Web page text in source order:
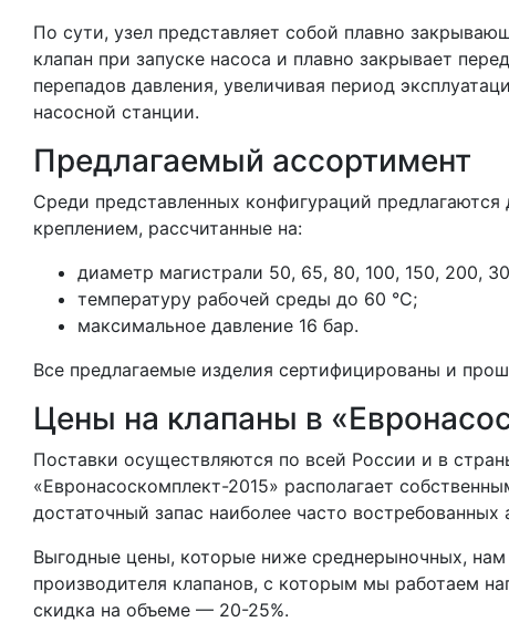
По сути, узел представляет собой плавно
клапан при запуске насоса и плавно закрывает
перепадов давления, увеличивая период
насосной станции.
Предлагаемый ассортимент
Среди представленных конфигураций
креплением, рассчитанные на:
диаметр магистрали 50, 65, 80, 100, 150, 200,
температуру рабочей среды до 60 °C;
максимальное давление 16 бар.
Все предлагаемые изделия сертифицированы и
Цены на клапаны в
Поставки осуществляются по всей России и в
«Евронасоскомплект-2015» располагает
достаточный запас наиболее часто востребованных
Выгодные цены, которые ниже среднерыночных,
производителя клапанов, с которым мы работаем
скидка на объеме — 20-25%.